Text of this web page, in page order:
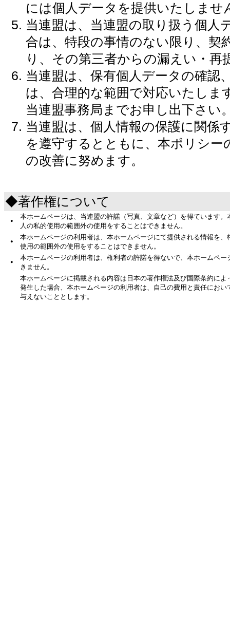
には個人データを提供いたしませ
当連盟は、当連盟の取り扱う個人
合は、特段の事情のない限り、契
り、その第三者からの漏えい・
当連盟は、保有個人データの確認
は、合理的な範囲で対応いたし
当連盟事務局までお申し出下さい
当連盟は、個人情報の保護に関係
を遵守するとともに、本ポリシー
の改善に努めます。
◆著作権について
・
本ホームページは、当連盟の許諾（写真、文章など）を得ています
人の私的使用の範囲外の使用をすることはできません。
・
本ホームページの利用者は、本ホームページにて提供される情報を
使用の範囲外の使用をすることはできません。
・
本ホームページの利用者は、権利者の許諾を得ないで、本ホームペ
きません。
本ホームページに掲載される内容は日本の著作権法及び国際条約に
発生した場合、本ホームページの利用者は、自己の費用と責任にお
与えないこととします。